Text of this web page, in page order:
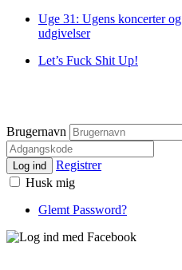
Uge 31: Ugens koncerter og
udgivelser
Let’s Fuck Shit Up!
Brugernavn
Log ind
Registrer
Husk mig
Glemt Password?